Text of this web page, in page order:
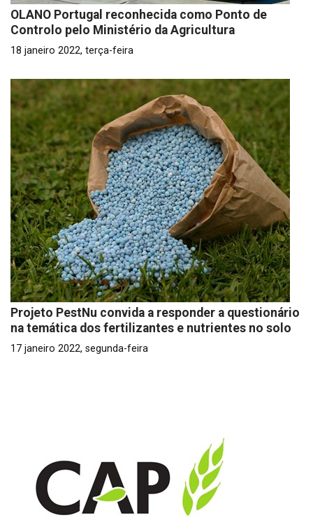
OLANO Portugal reconhecida como Ponto de
Controlo pelo Ministério da Agricultura
18 janeiro 2022, terça-feira
Projeto PestNu convida a responder a questionário
na temática dos fertilizantes e nutrientes no solo
17 janeiro 2022, segunda-feira